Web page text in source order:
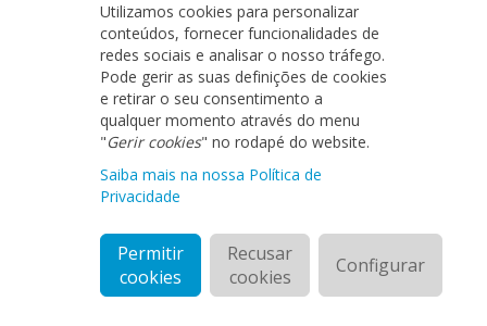
Utilizamos cookies para personalizar
conteúdos, fornecer funcionalidades de
redes sociais e analisar o nosso tráfego.
Pode gerir as suas definições de cookies
e retirar o seu consentimento a
qualquer momento através do menu
"Gerir cookies" no rodapé do website.
Saiba mais na nossa Política de
Privacidade
Permitir
cookies
Recusar
cookies
Configurar